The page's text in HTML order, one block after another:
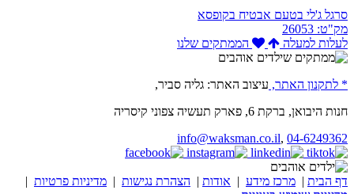
סרגל ג'לי בטעם אבטיח בקופסא
מק"ט: 26053
לעלות למעלה
הממתקים שלנו
* לתקנון האתר, עיצוב האתר: גליה סביר,
חנות היבואן, ברקת 6, פארק תעשיה צפוני קיסריה
info@waksman.co.il, 04-6249362
דף הבית | מרכז מידע | אודות | הצהרת נגישות | מדיניות פרטיות |